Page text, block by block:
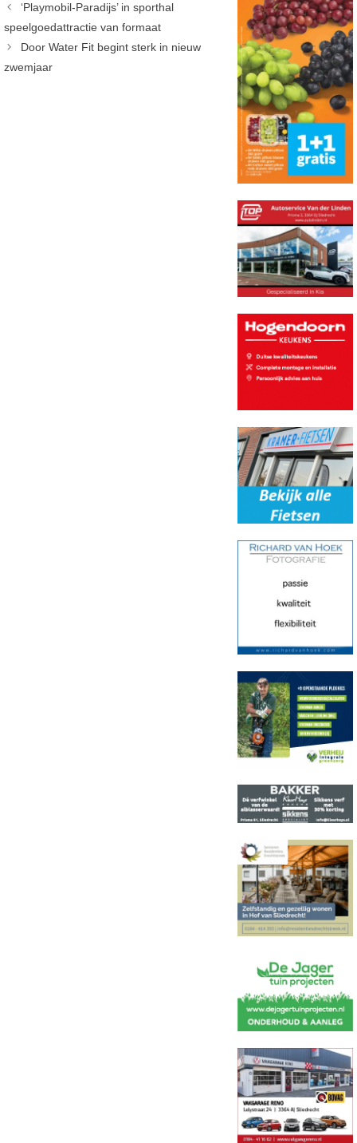
‘Playmobil-Paradijs’ in sporthal
speelgoedattractie van formaat
Door Water Fit begint sterk in nieuw
zwemjaar